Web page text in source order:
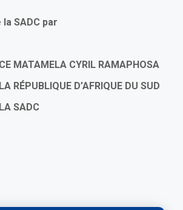
la SADC par
MATAMELA CYRIL RAMAPHOSA
RÉPUBLIQUE D’AFRIQUE DU SUD
SADC